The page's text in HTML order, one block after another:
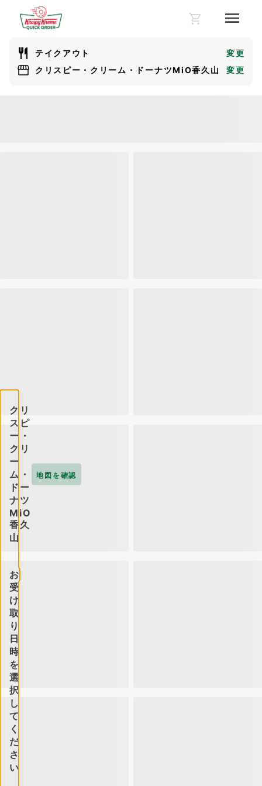
テイクアウト 変更
クリスピー・クリーム・ドーナツMiO香久山 変更
クリ
スピ
ー・
クリ
ー
ム・
ドー
ナツ
MiO
香久
山
地図を確認
お
受
け
取
り
日
時
を
選
択
し
て
く
だ
さ
い